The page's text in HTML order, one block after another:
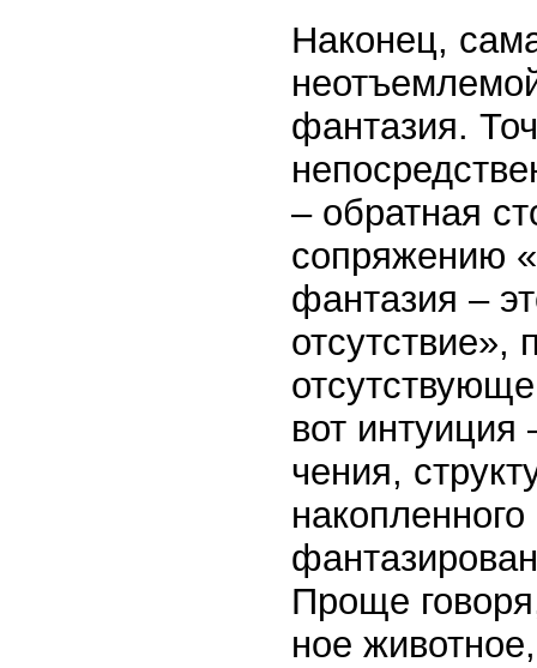
Наконец,
фантазия.
– обратная
сопряжению
фантазия –
отсутствие»,
вот
чения,
Проще
ное